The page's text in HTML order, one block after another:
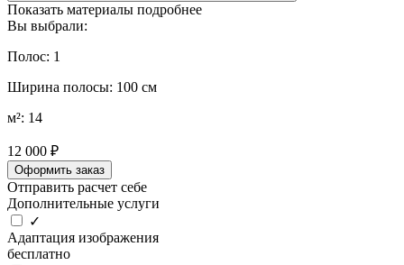
Показать материалы подробнее
Вы выбрали:
Полос: 1
Ширина полосы: 100 см
м²: 14
12 000 ₽
Оформить заказ
Отправить расчет себе
Дополнительные услуги
✓
Адаптация изображения
бесплатно